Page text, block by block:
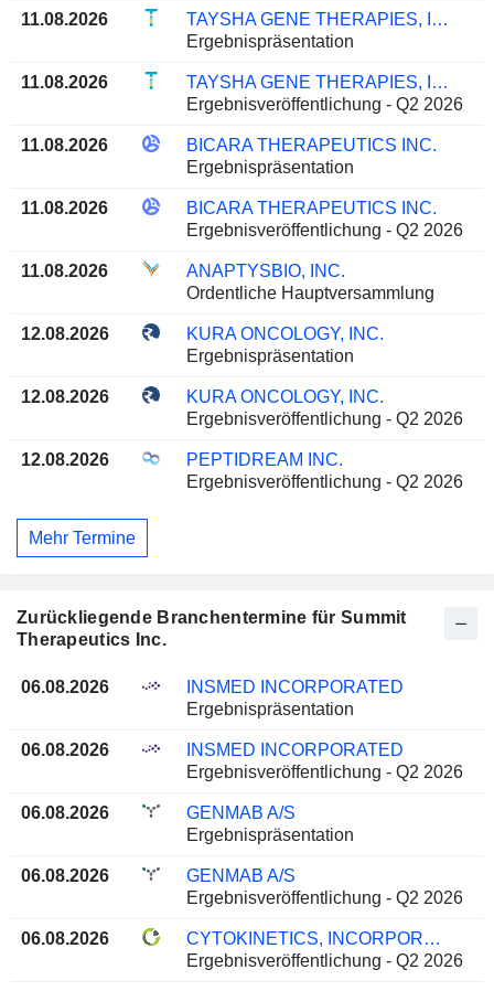
11.08.2026
TAYSHA GENE THERAPIES, INC.
Ergebnispräsentation
11.08.2026
TAYSHA GENE THERAPIES, INC.
Ergebnisveröffentlichung - Q2 2026
11.08.2026
BICARA THERAPEUTICS INC.
Ergebnispräsentation
11.08.2026
BICARA THERAPEUTICS INC.
Ergebnisveröffentlichung - Q2 2026
11.08.2026
ANAPTYSBIO, INC.
Ordentliche Hauptversammlung
12.08.2026
KURA ONCOLOGY, INC.
Ergebnispräsentation
12.08.2026
KURA ONCOLOGY, INC.
Ergebnisveröffentlichung - Q2 2026
12.08.2026
PEPTIDREAM INC.
Ergebnisveröffentlichung - Q2 2026
Mehr Termine
Zurückliegende Branchentermine für Summit
Therapeutics Inc.
06.08.2026
INSMED INCORPORATED
Ergebnispräsentation
06.08.2026
INSMED INCORPORATED
Ergebnisveröffentlichung - Q2 2026
06.08.2026
GENMAB A/S
Ergebnispräsentation
06.08.2026
GENMAB A/S
Ergebnisveröffentlichung - Q2 2026
06.08.2026
CYTOKINETICS, INCORPORATED
Ergebnisveröffentlichung - Q2 2026